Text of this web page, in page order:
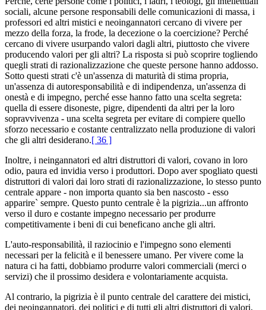
sociali, alcune persone responsabili delle comunicazioni di massa, i
professori ed altri mistici e neoingannatori cercano di vivere per
mezzo della forza, la frode, la decezione o la coercizione? Perché
cercano di vivere usurpando valori dagli altri, piuttosto che vivere
producendo valori per gli altri? La risposta si può scoprire togliendo
quegli strati di razionalizzazione che queste persone hanno addosso.
Sotto questi strati c'è un'assenza di maturità di stima propria,
un'assenza di autoresponsabilità e di indipendenza, un'assenza di
onestà e di impegno, perché esse hanno fatto una scelta segreta:
quella di essere disoneste, pigre, dipendenti da altri per la loro
sopravvivenza - una scelta segreta per evitare di compiere quello
sforzo necessario e costante centralizzato nella produzione di valori
che gli altri desiderano.[ 36 ]
Inoltre, i neingannatori ed altri distruttori di valori, covano in loro
odio, paura ed invidia verso i produttori. Dopo aver spogliato questi
distruttori di valori dai loro strati di razionalizzazione, lo stesso punto
centrale appare - non importa quanto sia ben nascosto - esso
apparire` sempre. Questo punto centrale è la pigrizia...un affronto
verso il duro e costante impegno necessario per produrre
competitivamente i beni di cui beneficano anche gli altri.
L'auto-responsabilità, il raziocinio e l'impegno sono elementi
necessari per la felicità e il benessere umano. Per vivere come la
natura ci ha fatti, dobbiamo produrre valori commerciali (merci o
servizi) che il prossimo desidera e volontariamente acquista.
Al contrario, la pigrizia è il punto centrale del carattere dei mistici,
dei neoingannatori, dei politici e di tutti gli altri distruttori di valori.